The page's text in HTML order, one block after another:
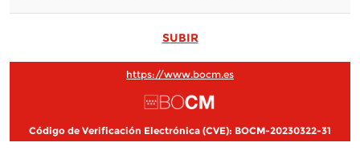
SUBIR
https://www.bocm.es
Código de Verificación Electrónica (CVE): BOCM-20230322-31